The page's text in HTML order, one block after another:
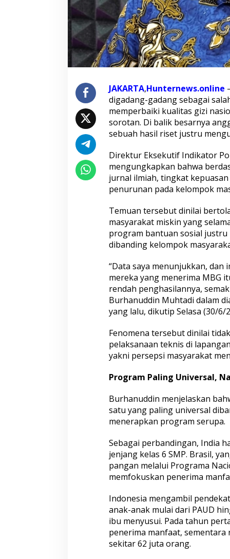
a
d
i
:
S
e
m
i
n
R
e
d
h
P
e
n
g
a
s
a
,
S
e
m
a
k
n
R
n
a
T
i
n
g
a
t
K
e
p
a
s
a
n
t
e
JAKARTA,Hunternews.online
digadang-gadang sebagai
memperbaiki kualitas gizi
sorotan. Di balik besarnya
sebuah hasil riset justru
Direktur Eksekutif Indikator
mengungkapkan bahwa
jurnal ilmiah, tingkat
penurunan pada kelompok
Temuan tersebut dinilai
masyarakat miskin yang
program bantuan sosial
dibanding kelompok
“Data saya menunjukkan, dan
mereka yang menerima MBG
rendah penghasilannya,
Burhanuddin Muhtadi dalam
yang lalu, dikutip Selasa (30/6/
Fenomena tersebut dinilai
pelaksanaan teknis di
yakni persepsi masyarakat
Program Paling Universal,
Burhanuddin menjelaskan
satu yang paling universal
menerapkan program serupa.
Sebagai perbandingan, India
jenjang kelas 6 SMP. Brasil,
pangan melalui Programa
memfokuskan penerima
Indonesia mengambil
anak-anak mulai dari PAUD
ibu menyusui. Pada tahun
penerima manfaat, sementara
sekitar 62 juta orang.